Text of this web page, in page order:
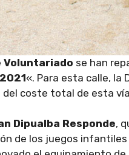
Voluntariado se han
«. Para esta calle, la
coste total de esta
Dipualba Responde,
de los juegos infantiles